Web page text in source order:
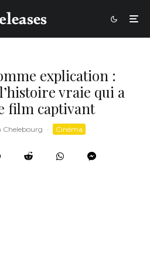
explication :
vraie qui a
film captivant
Chelebourg · Cinéma